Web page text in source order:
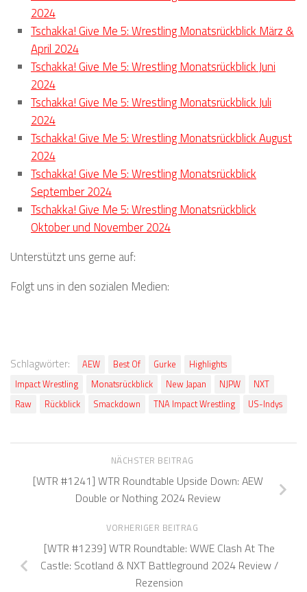
2024
Tschakka! Give Me 5: Wrestling Monatsrückblick März &
April 2024
Tschakka! Give Me 5: Wrestling Monatsrückblick Juni
2024
Tschakka! Give Me 5: Wrestling Monatsrückblick Juli
2024
Tschakka! Give Me 5: Wrestling Monatsrückblick August
2024
Tschakka! Give Me 5: Wrestling Monatsrückblick
September 2024
Tschakka! Give Me 5: Wrestling Monatsrückblick
Oktober und November 2024
Unterstützt uns gerne auf:
Folgt uns in den sozialen Medien:
Schlagwörter: AEW Best Of Gurke
Highlights
Impact Wrestling
Monatsrückblick New Japan NJPW
NXT
Raw
Rückblick Smackdown TNA Impact Wrestling US-Indys
NÄCHSTER BEITRAG
[WTR #1241] WTR Roundtable Upside Down: AEW
Double or Nothing 2024 Review
VORHERIGER BEITRAG
[WTR #1239] WTR Roundtable: WWE Clash At The
Castle: Scotland & NXT Battleground 2024 Review /
Rezension